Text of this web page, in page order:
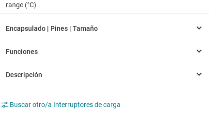
range (°C)
Buscar otro/a Interruptores de carga